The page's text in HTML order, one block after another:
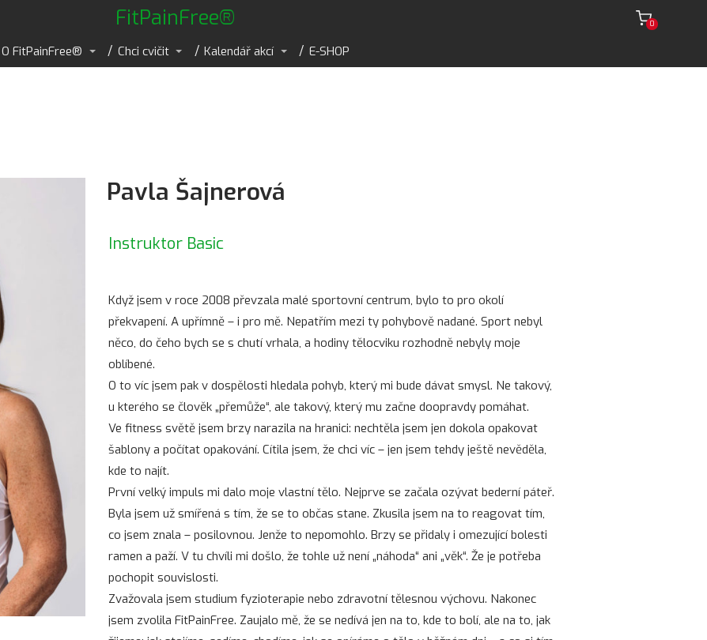
FitPainFree® 0
O FitPainFree® Chci cvičit Kalendář akcí E-SHOP
Pavla Šajnerová
Instruktor Basic
Když jsem v roce 2008 převzala malé sportovní centrum, bylo to pro okolí
překvapení. A upřímně – i pro mě. Nepatřím mezi ty pohybově nadané. Sport nebyl
něco, do čeho bych se s chutí vrhala, a hodiny tělocviku rozhodně nebyly moje
oblíbené.
O to víc jsem pak v dospělosti hledala pohyb, který mi bude dávat smysl. Ne takový,
u kterého se člověk „přemůže“, ale takový, který mu začne doopravdy pomáhat.
Ve fitness světě jsem brzy narazila na hranici: nechtěla jsem jen dokola opakovat
šablony a počítat opakování. Cítila jsem, že chci víc – jen jsem tehdy ještě nevěděla,
kde to najít.
První velký impuls mi dalo moje vlastní tělo. Nejprve se začala ozývat bederní páteř.
Byla jsem už smířená s tím, že se to občas stane. Zkusila jsem na to reagovat tím,
co jsem znala – posilovnou. Jenže to nepomohlo. Brzy se přidaly i omezující bolesti
ramen a paží. V tu chvíli mi došlo, že tohle už není „náhoda“ ani „věk“. Že je potřeba
pochopit souvislosti.
Zvažovala jsem studium fyzioterapie nebo zdravotní tělesnou výchovu. Nakonec
jsem zvolila FitPainFree. Zaujalo mě, že se nedívá jen na to, kde to bolí, ale na to, jak